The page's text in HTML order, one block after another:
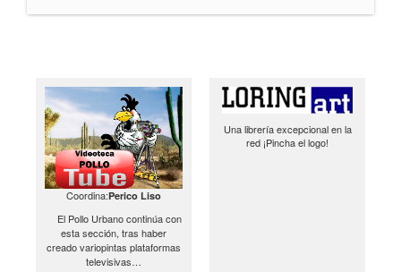
Coordina:Perico Liso
El Pollo Urbano continúa con
esta sección, tras haber
creado variopintas plataformas
televisivas…
Una librería excepcional en la
red ¡Pincha el logo!